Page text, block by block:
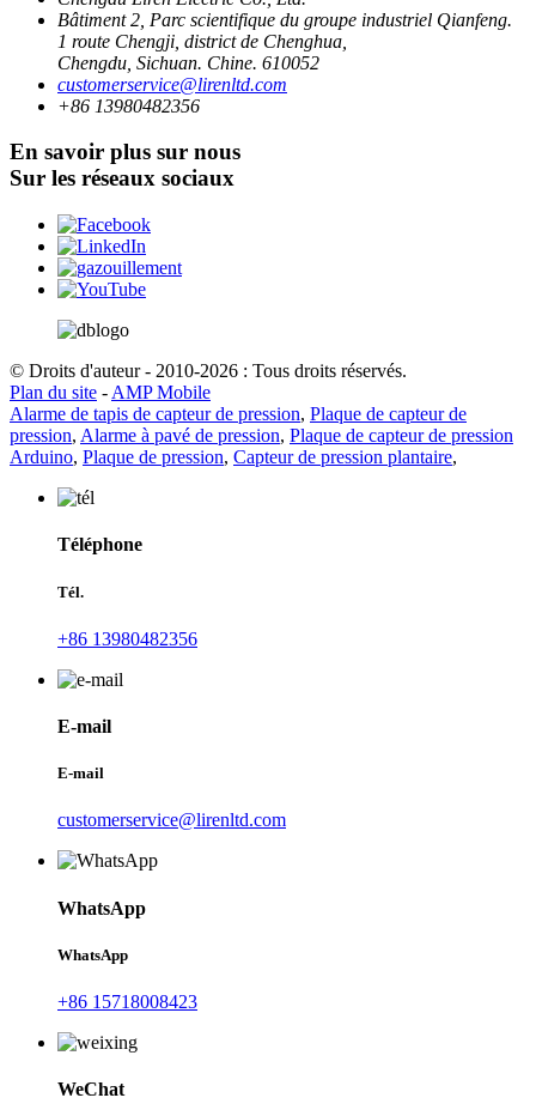
Bâtiment 2, Parc scientifique du groupe industriel Qianfeng.
1 route Chengji, district de Chenghua,
Chengdu, Sichuan. Chine. 610052
customerservice@lirenltd.com
+86 13980482356
En savoir plus sur nous
Sur les réseaux sociaux
© Droits d'auteur - 2010-2026 : Tous droits réservés.
Plan du site - AMP Mobile
Alarme de tapis de capteur de pression, Plaque de capteur de
pression, Alarme à pavé de pression, Plaque de capteur de pression
Arduino, Plaque de pression, Capteur de pression plantaire,
Téléphone
Tél.
+86 13980482356
E-mail
E-mail
customerservice@lirenltd.com
WhatsApp
WhatsApp
+86 15718008423
WeChat